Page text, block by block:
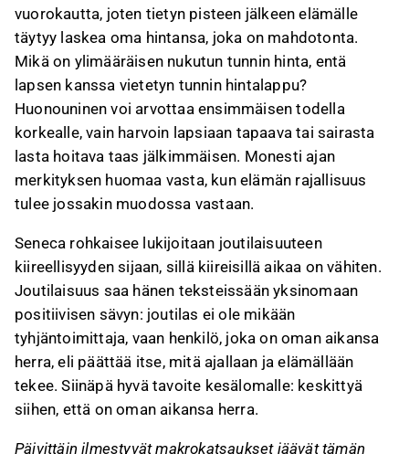
vuorokautta, joten tietyn pisteen jälkeen elämälle
täytyy laskea oma hintansa, joka on mahdotonta.
Mikä on ylimääräisen nukutun tunnin hinta, entä
lapsen kanssa vietetyn tunnin hintalappu?
Huonouninen voi arvottaa ensimmäisen todella
korkealle, vain harvoin lapsiaan tapaava tai sairasta
lasta hoitava taas jälkimmäisen. Monesti ajan
merkityksen huomaa vasta, kun elämän rajallisuus
tulee jossakin muodossa vastaan.
Seneca rohkaisee lukijoitaan joutilaisuuteen
kiireellisyyden sijaan, sillä kiireisillä aikaa on vähiten.
Joutilaisuus saa hänen teksteissään yksinomaan
positiivisen sävyn: joutilas ei ole mikään
tyhjäntoimittaja, vaan henkilö, joka on oman aikansa
herra, eli päättää itse, mitä ajallaan ja elämällään
tekee. Siinäpä hyvä tavoite kesälomalle: keskittyä
siihen, että on oman aikansa herra.
Päivittäin ilmestyvät makrokatsaukset jäävät tämän